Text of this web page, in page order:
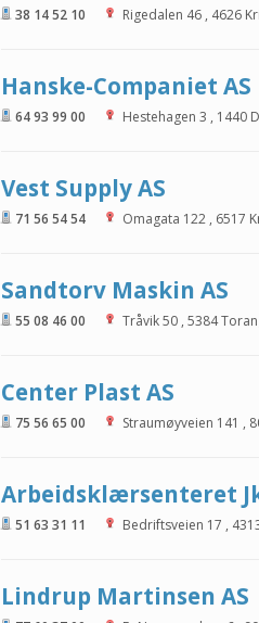
38 14 52 10 Rigedalen 46 , 4626
Hanske-Companiet AS
64 93 99 00 Hestehagen 3 , 1440
Vest Supply AS
71 56 54 54 Omagata 122 , 6517
Sandtorv Maskin AS
55 08 46 00 Tråvik 50 , 5384
Center Plast AS
75 56 65 00 Straumøyveien 141 ,
Arbeidsklærsenteret
51 63 31 11 Bedriftsveien 17 ,
Lindrup Martinsen AS